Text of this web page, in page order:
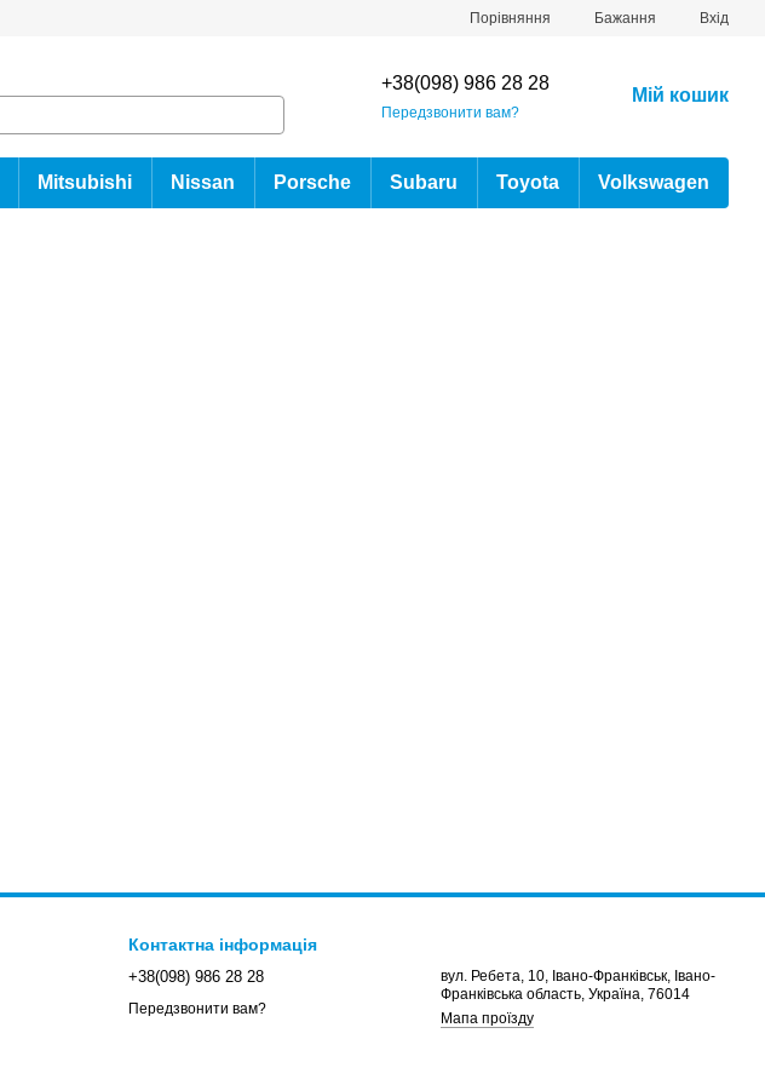
Порівняння Бажання Вхід
+38(098) 986 28 28
Передзвонити вам?
Мій кошик
Mitsubishi Nissan Porsche Subaru Toyota Volkswagen
Контактна інформація
+38(098) 986 28 28
Передзвонити вам?
вул. Ребета, 10, Івано-Франківськ, Івано-
Франківська область, Україна, 76014
Мапа проїзду